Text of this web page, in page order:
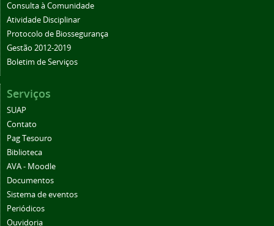
Consulta à Comunidade
Atividade Disciplinar
Protocolo de Biossegurança
Gestão 2012-2019
Boletim de Serviços
Serviços
SUAP
Contato
Pag Tesouro
Biblioteca
AVA - Moodle
Documentos
Sistema de eventos
Periódicos
Ouvidoria